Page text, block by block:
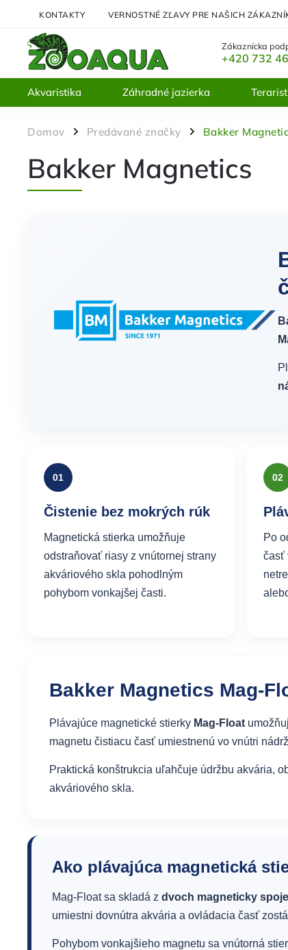
KONTAKTY VERNOSTNÉ ZĽAVY PRE NAŠICH
Zákaznícka
+420 732
Akvaristika Záhradné jazierka
Domov / Predávané značky / Bakker
Bakker Magnetics
01
Čistenie bez mokrých rúk
Magnetická stierka umožňuje
odstraňovať riasy z vnútornej strany
akváriového skla pohodlným
pohybom vonkajšej časti.
02
Po
časť
Bakker Magnetics Mag-
Plávajúce magnetické stierky Mag-Float
magnetu čistiacu časť umiestnenú vo vnútri
Praktická konštrukcia uľahčuje údržbu akvária,
akváriového skla.
Ako plávajúca magnetická
Mag-Float sa skladá z dvoch magneticky
umiestni dovnútra akvária a ovládacia časť
Pohybom vonkajšieho magnetu sa vnútorná